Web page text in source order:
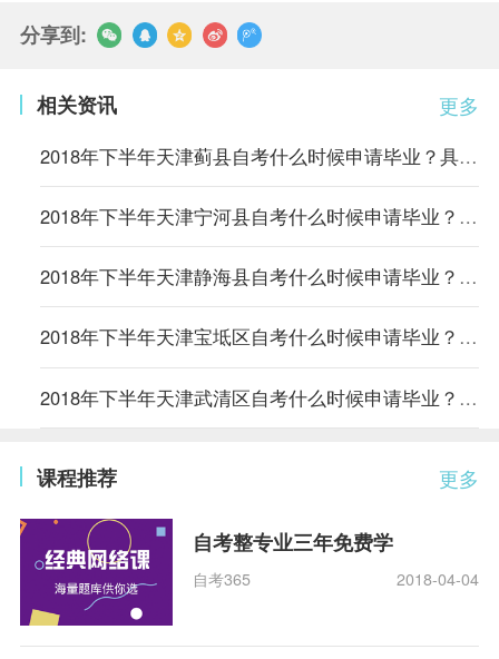
分享到:
更多
相关资讯
2018年下半年天津蓟县自考什么时候申请毕业？具体时间和事项
2018年下半年天津宁河县自考什么时候申请毕业？具体时间和事项
2018年下半年天津静海县自考什么时候申请毕业？具体时间和事项
2018年下半年天津宝坻区自考什么时候申请毕业？具体时间和事项
2018年下半年天津武清区自考什么时候申请毕业？具体时间和事项
更多
课程推荐
自考整专业三年免费学
自考365 2018-04-04